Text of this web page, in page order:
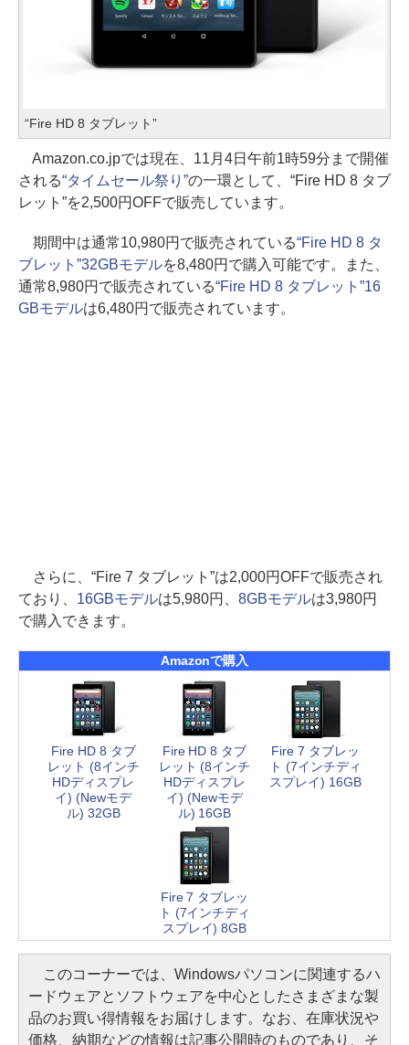
“Fire HD 8 タブレット”
Amazon.co.jpでは現在、11月4日午前1時59分まで開催
される“タイムセール祭り”の一環として、“Fire HD 8 タブ
レット”を2,500円OFFで販売しています。
期間中は通常10,980円で販売されている“Fire HD 8 タ
ブレット”32GBモデルを8,480円で購入可能です。また、
通常8,980円で販売されている“Fire HD 8 タブレット”16
GBモデルは6,480円で販売されています。
さらに、“Fire 7 タブレット”は2,000円OFFで販売され
ており、 16GBモデルは5,980円、 8GBモデルは3,980円
で購入できます。
Amazonで購入
Fire HD 8 タブ
レット (8インチ
HDディスプレ
イ) (Newモデ
ル) 32GB
Fire HD 8 タブ
レット (8インチ
HDディスプレ
イ) (Newモデ
ル) 16GB
Fire 7 タブレッ
ト (7インチディ
スプレイ) 16GB
Fire 7 タブレッ
ト (7インチディ
スプレイ) 8GB
このコーナーでは、Windowsパソコンに関連するハ
ードウェアとソフトウェアを中心としたさまざまな製
品のお買い得情報をお届けします。なお、在庫状況や
価格、納期などの情報は記事公開時のものであり、そ